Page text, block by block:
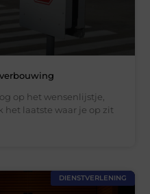
op het wensenlijstje,
het laatste waar je op zit
DIENSTVERLENING